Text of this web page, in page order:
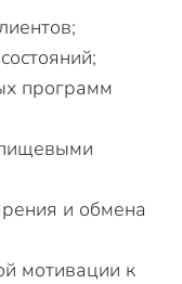
программ
и обмена
мотивации к